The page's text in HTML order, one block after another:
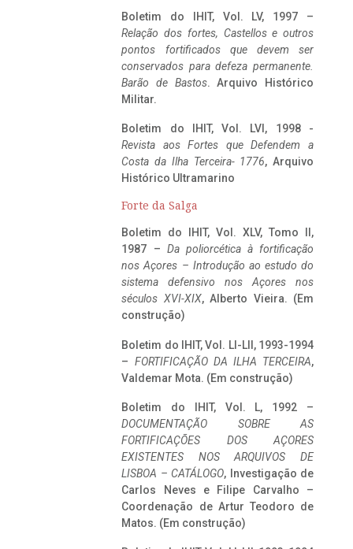
Boletim do IHIT, Vol. LV, 1997 –
Relação dos fortes, Castellos e outros
pontos fortificados que devem ser
conservados para defeza permanente.
Barão de Bastos. Arquivo Histórico
Militar.
Boletim do IHIT, Vol. LVI, 1998 -
Revista aos Fortes que Defendem a
Costa da Ilha Terceira- 1776, Arquivo
Histórico Ultramarino
Forte da Salga
Boletim do IHIT, Vol. XLV, Tomo II,
1987 – Da poliorcética à fortificação
nos Açores – Introdução ao estudo do
sistema defensivo nos Açores nos
séculos XVI-XIX, Alberto Vieira. (Em
construção)
Boletim do IHIT, Vol. LI-LII, 1993-1994
– FORTIFICAÇÃO DA ILHA TERCEIRA,
Valdemar Mota. (Em construção)
Boletim do IHIT, Vol. L, 1992 –
DOCUMENTAÇÃO SOBRE AS
FORTIFICAÇÕES DOS AÇORES
EXISTENTES NOS ARQUIVOS DE
LISBOA – CATÁLOGO, Investigação de
Carlos Neves e Filipe Carvalho –
Coordenação de Artur Teodoro de
Matos. (Em construção)